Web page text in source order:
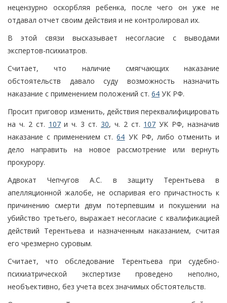
нецензурно оскорбляя ребенка, после чего он уже не
отдавал отчет своим действия и не контролировал их.
В этой связи высказывает несогласие с выводами
экспертов-психиатров.
Считает, что наличие смягчающих наказание
обстоятельств давало суду возможность назначить
наказание с применением положений ст. 64 УК РФ.
Просит приговор изменить, действия переквалифицировать
на ч. 2 ст. 107и ч. 3 ст. 30, ч. 2 ст. 107 УК РФ, назначив
наказание с применением ст.64 УК РФ, либо отменить и
дело направить на новое рассмотрение или вернуть
прокурору.
Адвокат Чепчугов А.С. в защиту Терентьева в
апелляционной жалобе, не оспаривая его причастность к
причинению смерти двум потерпевшим и покушении на
убийство третьего, выражает несогласие с квалификацией
действий Терентьева и назначенным наказанием, считая
его чрезмерно суровым.
Считает, что обследование Терентьева при судебно-
психиатрической экспертизе проведено неполно,
необъективно, без учета всех значимых обстоятельств.